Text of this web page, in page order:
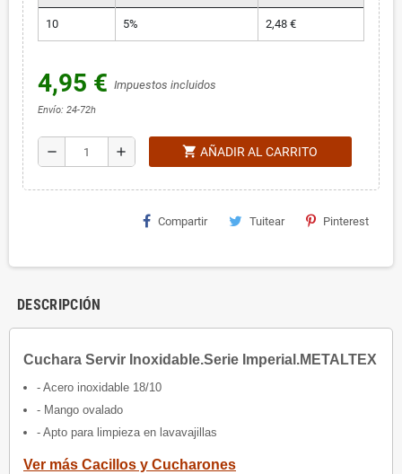
10 5% 2,48 €
4,95 € Impuestos incluidos
Envío: 24-72h
remove add shopping_cart AÑADIR AL CARRITO
Compartir Tuitear Pinterest
DESCRIPCIÓN
Cuchara Servir Inoxidable.Serie Imperial.METALTEX
- Acero inoxidable 18/10
- Mango ovalado
- Apto para limpieza en lavavajillas
Ver más Cacillos y Cucharones